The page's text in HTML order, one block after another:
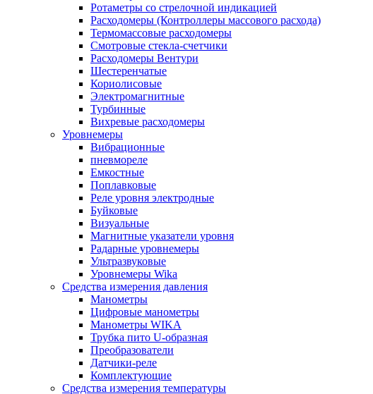
Ротаметры со стрелочной индикацией
Расходомеры (Контроллеры массового расхода)
Термомассовые расходомеры
Смотровые стекла-счетчики
Расходомеры Вентури
Шестеренчатые
Кориолисовые
Электромагнитные
Турбинные
Вихревые расходомеры
Уровнемеры
Вибрационные
пневмореле
Емкостные
Поплавковые
Реле уровня электродные
Буйковые
Визуальные
Магнитные указатели уровня
Радарные уровнемеры
Ультразвуковые
Уровнемеры Wika
Средства измерения давления
Манометры
Цифровые манометры
Манометры WIKA
Трубка пито U-образная
Преобразователи
Датчики-реле
Комплектующие
Средства измерения температуры